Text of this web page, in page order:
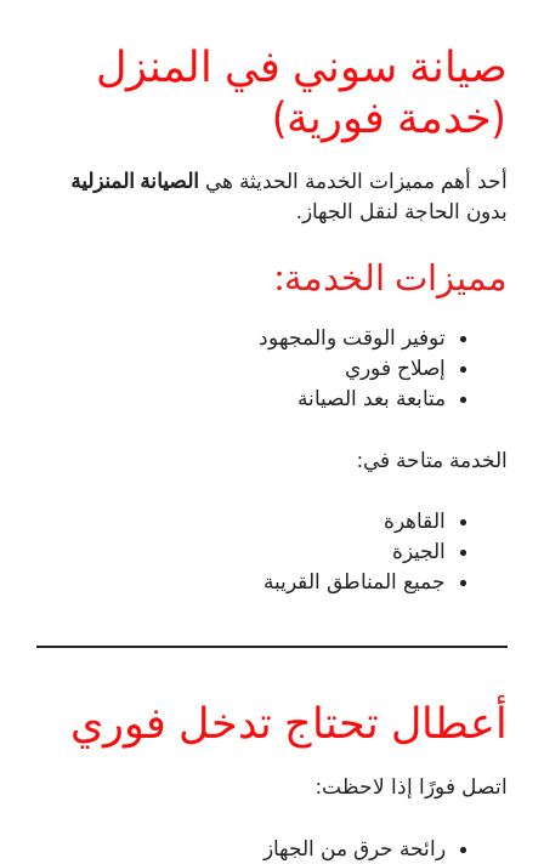
صيانة سوني في المنزل
(خدمة فورية)
أحد أهم مميزات الخدمة الحديثة هي الصيانة المنزلية
بدون الحاجة لنقل الجهاز.
مميزات الخدمة:
توفير الوقت والمجهود
إصلاح فوري
متابعة بعد الصيانة
الخدمة متاحة في:
القاهرة
الجيزة
جميع المناطق القريبة
أعطال تحتاج تدخل فوري
اتصل فورًا إذا لاحظت:
رائحة حرق من الجهاز